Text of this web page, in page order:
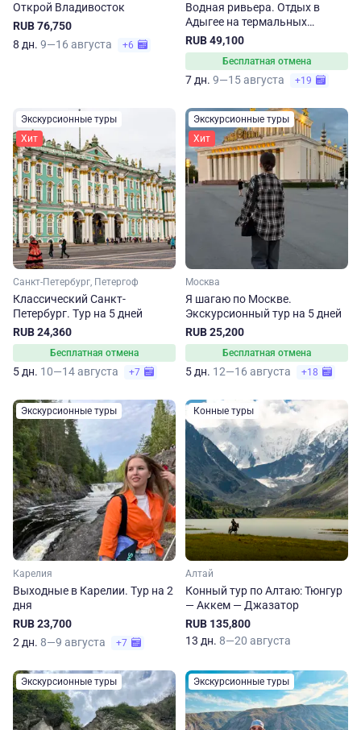
Открой Владивосток
RUB 76,750
8 дн. 9—16 августа +6
Водная ривьера. Отдых в
Адыгее на термальных
источниках
RUB 49,100
Бесплатная отмена
7 дн. 9—15 августа +19
Экскурсионные туры
Хит
Санкт-Петербург, Петергоф
Классический Санкт-
Петербург. Тур на 5 дней
RUB 24,360
Бесплатная отмена
5 дн. 10—14 августа +7
Экскурсионные туры
Хит
Москва
Я шагаю по Москве.
Экскурсионный тур на 5 дней
RUB 25,200
Бесплатная отмена
5 дн. 12—16 августа +18
Экскурсионные туры
Карелия
Выходные в Карелии. Тур на 2
дня
RUB 23,700
2 дн. 8—9 августа +7
Конные туры
Алтай
Конный тур по Алтаю: Тюнгур
— Аккем — Джазатор
RUB 135,800
13 дн. 8—20 августа
Экскурсионные туры Экскурсионные туры